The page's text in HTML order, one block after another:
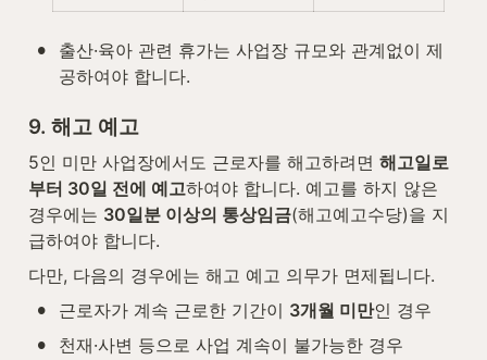
•
출산·육아 관련 휴가는 사업장 규모와 관계없이 제
공하여야 합니다.
9. 해고 예고
5인 미만 사업장에서도 근로자를 해고하려면 해고일로
부터 30일 전에 예고하여야 합니다. 예고를 하지 않은
경우에는 30일분 이상의 통상임금(해고예고수당)을 지
급하여야 합니다.
다만, 다음의 경우에는 해고 예고 의무가 면제됩니다.
• 근로자가 계속 근로한 기간이 3개월 미만인 경우
• 천재·사변 등으로 사업 계속이 불가능한 경우